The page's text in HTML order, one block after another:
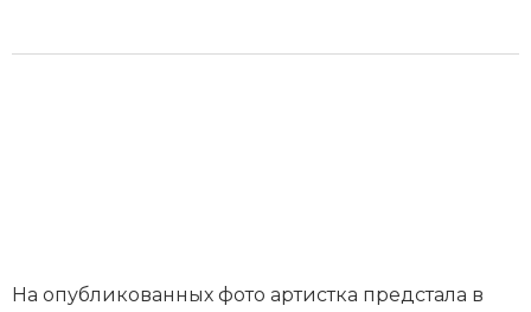
На опубликованных фото артистка предстала в